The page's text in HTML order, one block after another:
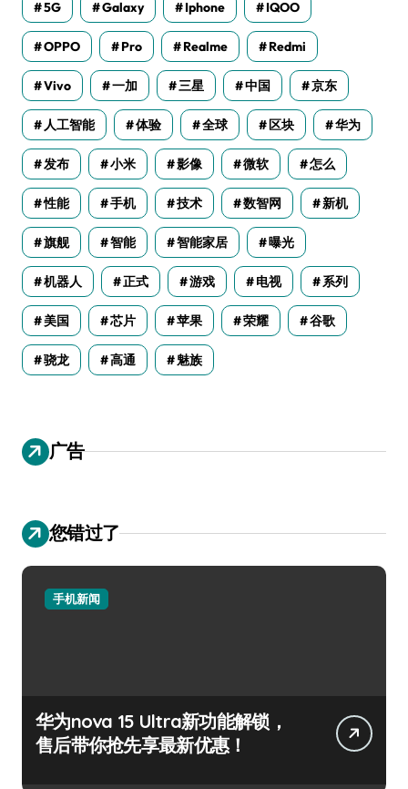
5G Galaxy Iphone IQOO
OPPO Pro Realme Redmi
Vivo 一加 三星 中国 京东
人工智能 体验 全球 区块 华为
发布 小米 影像 微软 怎么
性能 手机 技术 数智网 新机
旗舰 智能 智能家居 曝光
机器人 正式 游戏 电视 系列
美国 芯片 苹果 荣耀 谷歌
骁龙 高通 魅族
广告
您错过了
手机新闻
华为nova 15 Ultra新功能解锁，
售后带你抢先享最新优惠！